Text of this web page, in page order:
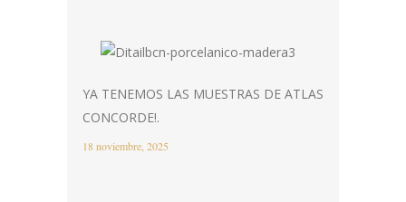
YA TENEMOS LAS MUESTRAS DE ATLAS
CONCORDE!.
18 noviembre, 2025